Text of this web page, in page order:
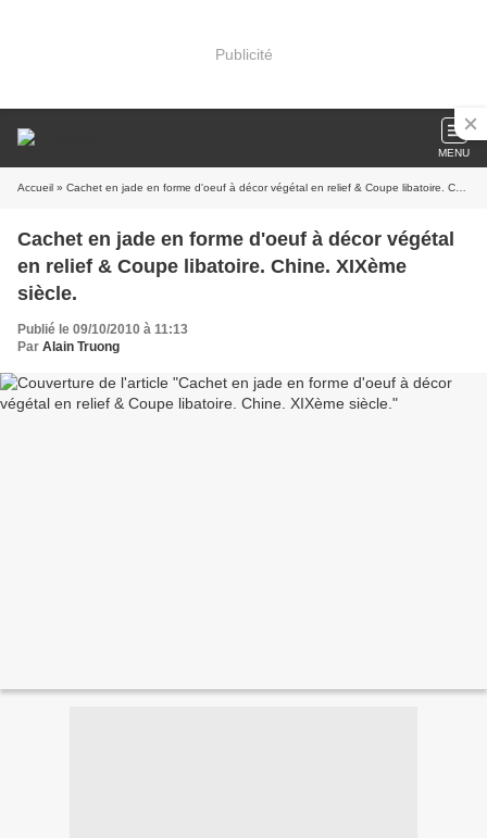
Publicité
MENU
Accueil » Cachet en jade en forme d'oeuf à décor végétal en relief & Coupe libatoire. Chine. XIXème siècle.
Cachet en jade en forme d'oeuf à décor végétal
en relief & Coupe libatoire. Chine. XIXème
siècle.
Publié le 09/10/2010 à 11:13
Par Alain Truong